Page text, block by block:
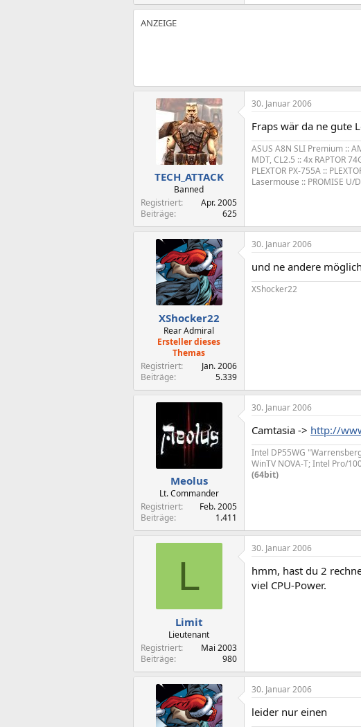
TECH_ATTACK
Banned
Registriert
Apr. 2005
Beiträge
625
30. Januar 2006
Fraps wär da ne gute
ASUS A8N SLI Premium ::
MDT, CL2.5 :: 4x RAPTOR
PLEXTOR PX-755A ::
Lasermouse :: PROMISE U/
XShocker22
Rear Admiral
Ersteller dieses
Themas
Registriert
Jan. 2006
Beiträge
5.339
30. Januar 2006
und ne andere
XShocker22
Meolus
Lt. Commander
Registriert
Feb. 2005
Beiträge
1.411
30. Januar 2006
Camtasia -> http://
Intel DP55WG
WinTV NOVA-T; Intel Pro/
(64bit)
L
Limit
Lieutenant
Registriert
Mai 2003
Beiträge
980
30. Januar 2006
hmm, hast du 2
viel CPU-Power.
30. Januar 2006
leider nur einen